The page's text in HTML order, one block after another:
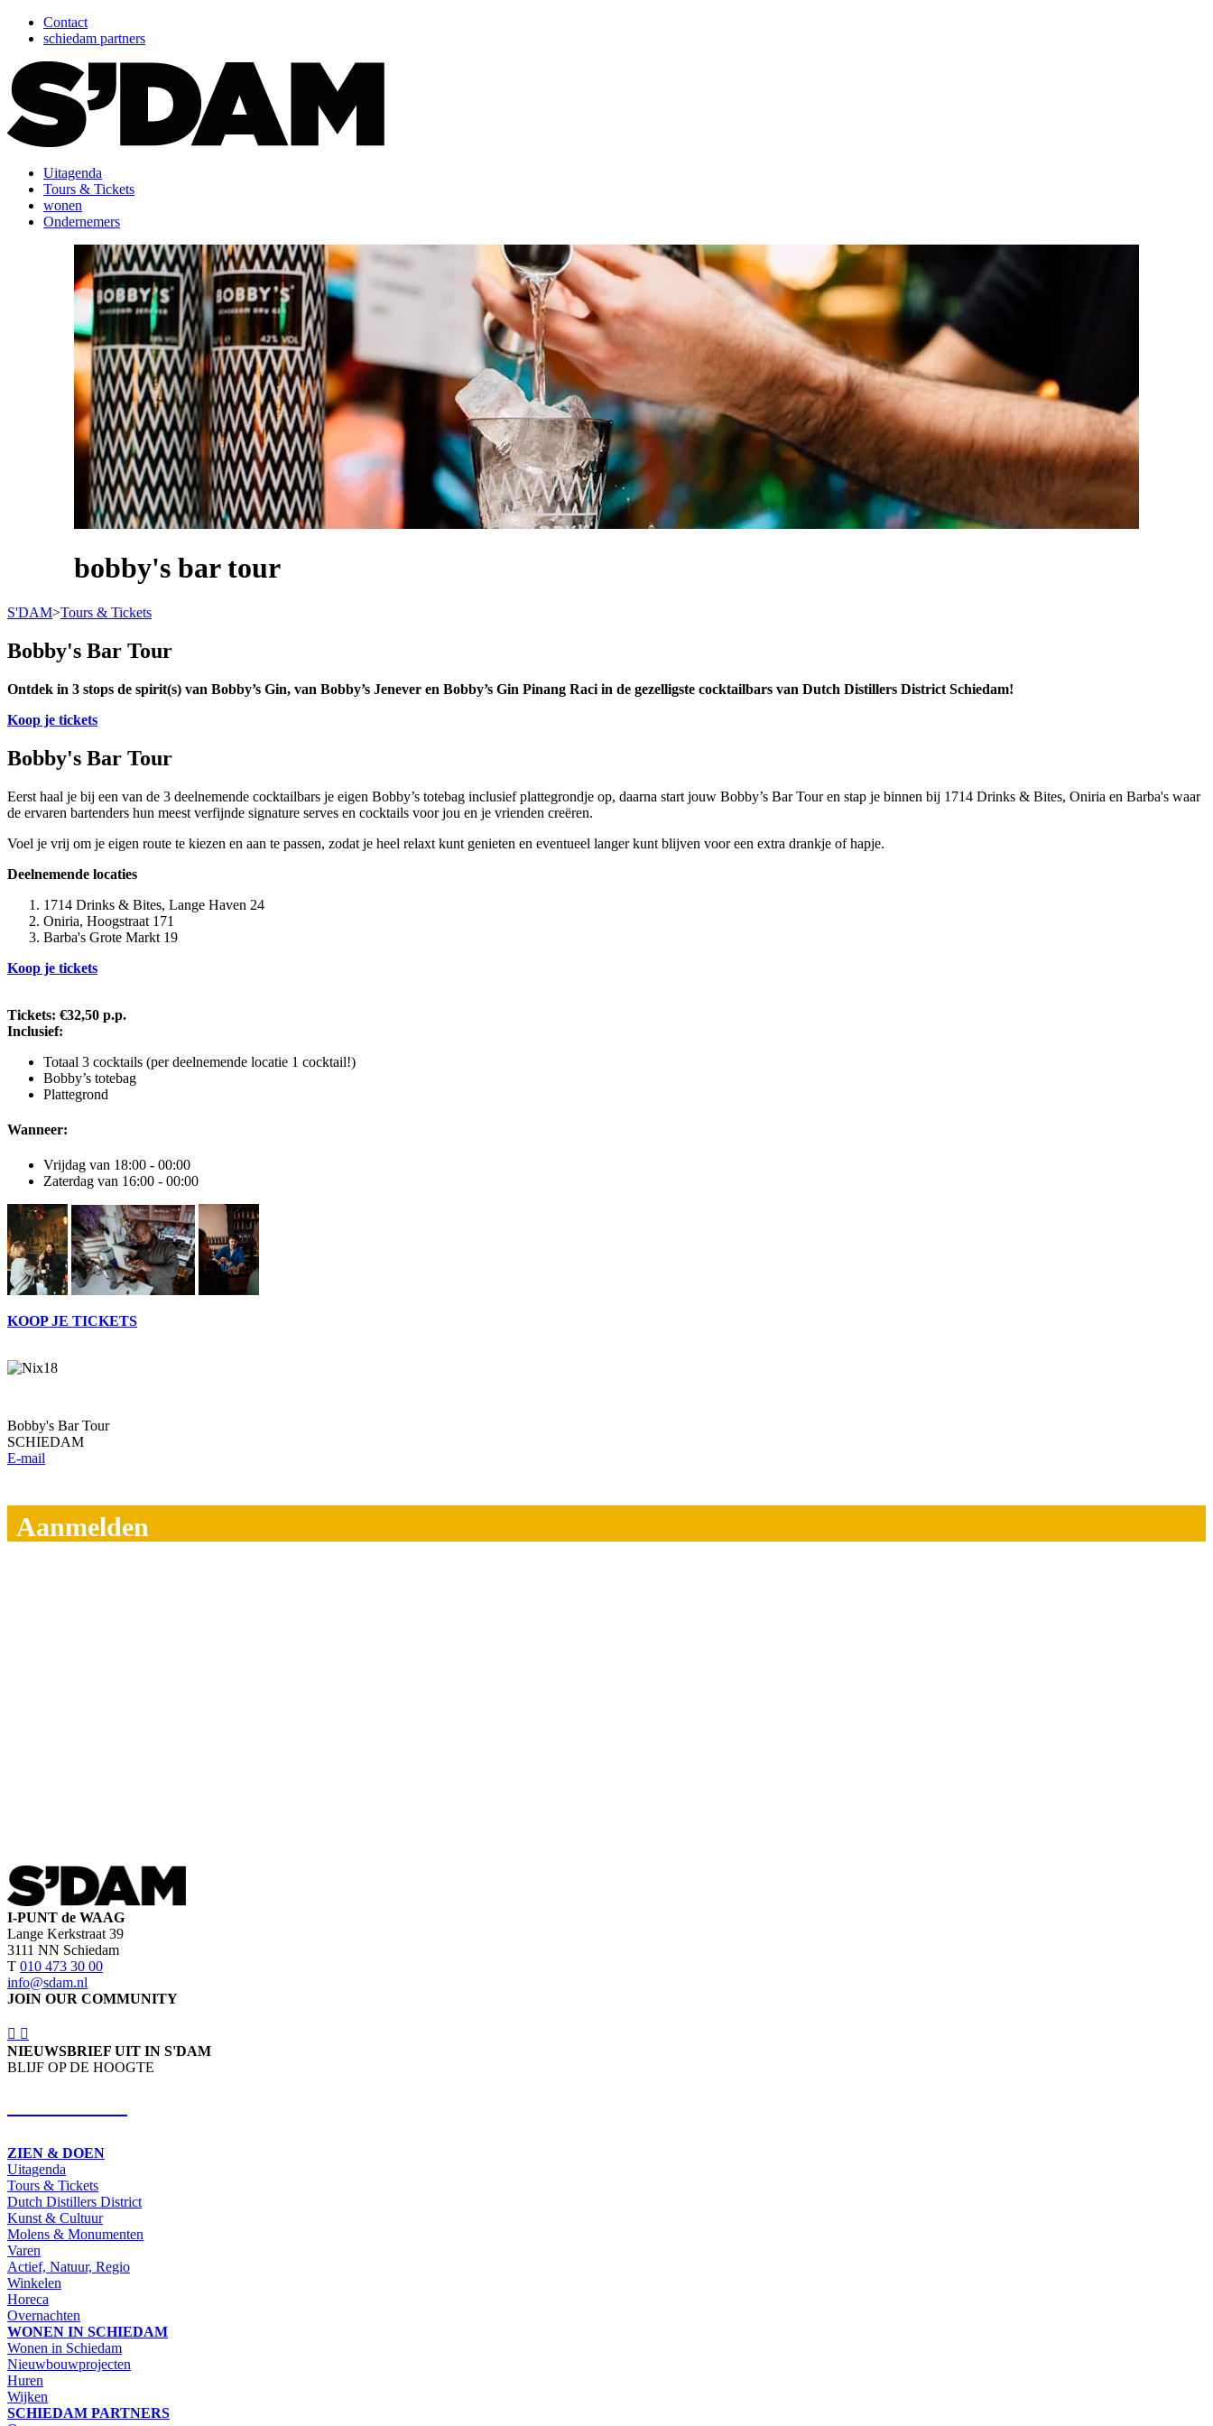
Contact
schiedam partners
Uitagenda
Tours & Tickets
wonen
Ondernemers
bobby's bar tour
S'DAM>Tours & Tickets
Bobby's Bar Tour
Ontdek in 3 stops de spirit(s) van Bobby’s Gin, van Bobby’s Jenever en Bobby’s Gin Pinang Raci in de gezelligste cocktailbars van Dutch Distillers District Schiedam!
Koop je tickets
Bobby's Bar Tour
Eerst haal je bij een van de 3 deelnemende cocktailbars je eigen Bobby’s totebag inclusief plattegrondje op, daarna start jouw Bobby’s Bar Tour en stap je binnen bij 1714 Drinks & Bites, Oniria en Barba's waar
de ervaren bartenders hun meest verfijnde signature serves en cocktails voor jou en je vrienden creëren.
Voel je vrij om je eigen route te kiezen en aan te passen, zodat je heel relaxt kunt genieten en eventueel langer kunt blijven voor een extra drankje of hapje.
Deelnemende locaties
1714 Drinks & Bites, Lange Haven 24
Oniria, Hoogstraat 171
Barba's Grote Markt 19
Koop je tickets
Tickets: €32,50 p.p.
Inclusief:
Totaal 3 cocktails (per deelnemende locatie 1 cocktail!)
Bobby’s totebag
Plattegrond
Wanneer:
Vrijdag van 18:00 - 00:00
Zaterdag van 16:00 - 00:00
KOOP JE TICKETS
Bobby's Bar Tour
SCHIEDAM
E-mail
Aanmelden
I-PUNT de WAAG
Lange Kerkstraat 39
3111 NN Schiedam
T 010 473 30 00
info@sdam.nl
JOIN OUR COMMUNITY
NIEUWSBRIEF UIT IN S'DAM
BLIJF OP DE HOOGTE
ZIEN & DOEN
Uitagenda
Tours & Tickets
Dutch Distillers District
Kunst & Cultuur
Molens & Monumenten
Varen
Actief, Natuur, Regio
Winkelen
Horeca
Overnachten
WONEN IN SCHIEDAM
Wonen in Schiedam
Nieuwbouwprojecten
Huren
Wijken
SCHIEDAM PARTNERS